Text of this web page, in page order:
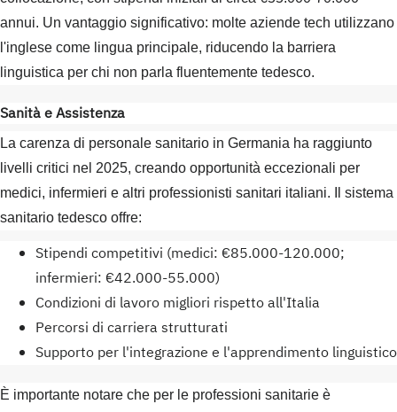
annui. Un vantaggio significativo: molte aziende tech utilizzano
l'inglese come lingua principale, riducendo la barriera
linguistica per chi non parla fluentemente tedesco.
Sanità e Assistenza
La carenza di personale sanitario in Germania ha raggiunto
livelli critici nel 2025, creando opportunità eccezionali per
medici, infermieri e altri professionisti sanitari italiani. Il sistema
sanitario tedesco offre:
Stipendi competitivi (medici: €85.000-120.000;
infermieri: €42.000-55.000)
Condizioni di lavoro migliori rispetto all'Italia
Percorsi di carriera strutturati
Supporto per l'integrazione e l'apprendimento linguistico
È importante notare che per le professioni sanitarie è